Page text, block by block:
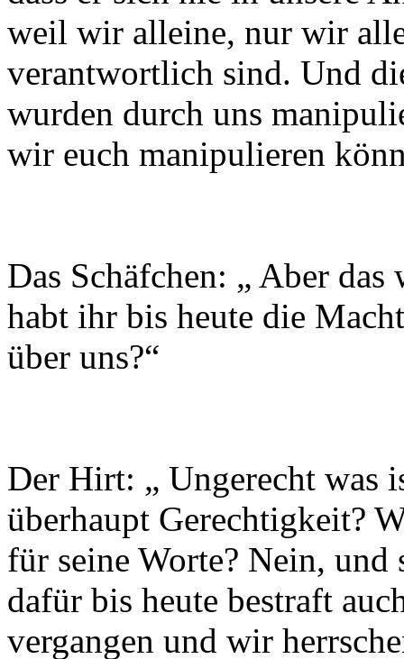
weil wir alleine, nur wir
verantwortlich sind. Und
wurden durch uns
wir euch manipulieren
Das Schäfchen: „ Aber
habt ihr bis heute die Macht
über uns?“
Der Hirt: „ Ungerecht was
überhaupt Gerechtigkeit?
für seine Worte? Nein,
dafür bis heute bestraft
vergangen und wir